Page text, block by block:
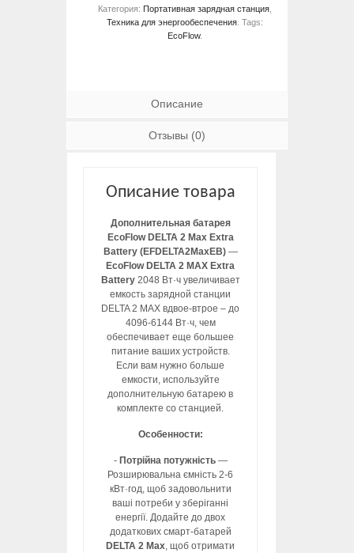
Категория: Портативная зарядная станция
Техника для энергообеспечения Tags:
EcoFlow.
Описание
Отзывы (0)
Описание товара
Дополнительная батарея
EcoFlow DELTA 2 Max Extra
Battery (EFDELTA2MaxEB)—
EcoFlow DELTA 2 MAX Extra
Battery2048 Вт·ч увеличивает
емкость зарядной станции
DELTA 2 MAX вдвое-втрое – до
4096-6144 Вт·ч, чем
обеспечивает еще большее
питание ваших устройств.
Если вам нужно больше
емкости, используйте
дополнительную батарею в
комплекте со станцией.
Особенности:
- Потрійна потужність—
Розширювальна ємність 2-6
кВт·год, щоб задовольнити
ваші потреби у зберіганні
енергії. Додайте до двох
додаткових смарт-батарей
DELTA 2 Max, щоб отримати